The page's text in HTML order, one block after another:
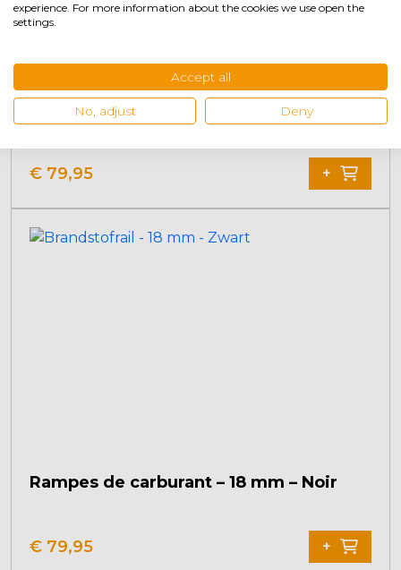
Raccord de carburant - 14 mm - Noir
€ 79,95 +
Rampes de carburant – 18 mm – Noir
€ 79,95 +
experience. For more information about the cookies we use open the
settings.
Accept all
No, adjust Deny